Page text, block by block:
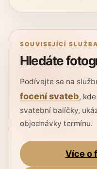
SOUVISEJÍCÍ SLUŽBA
Hledáte
Podívejte se na
focení svateb,
svatební balíčky,
objednávky termínu.
Více o